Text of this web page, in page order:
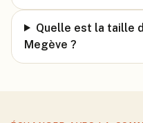
Quelle est la taille
Megève ?